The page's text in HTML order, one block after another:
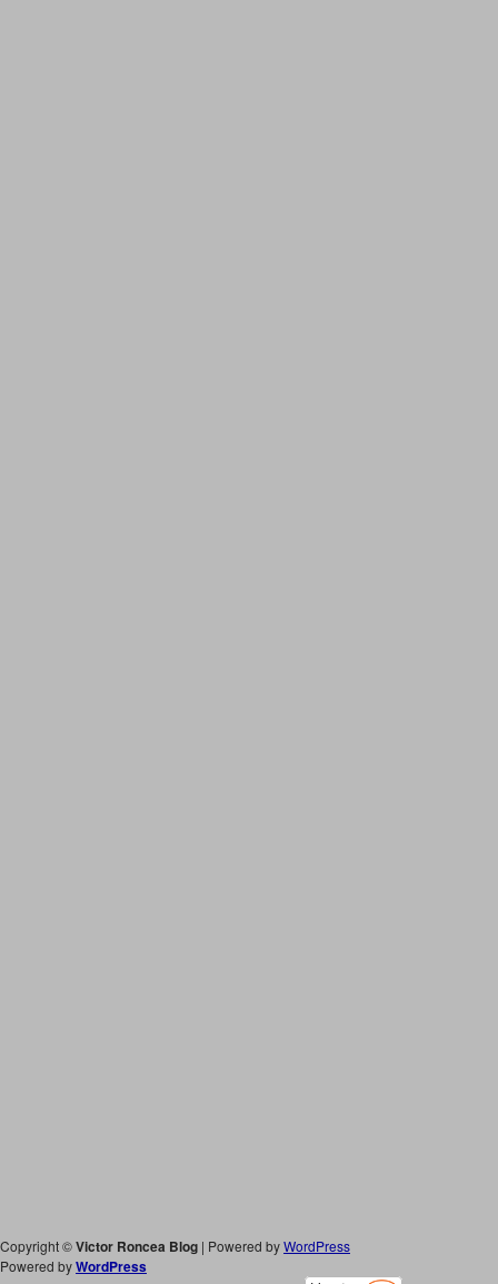
Copyright ©Victor Roncea Blog | Powered byWordPress
Powered byWordPress